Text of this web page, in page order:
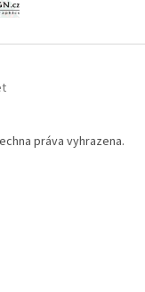
práva vyhrazena.